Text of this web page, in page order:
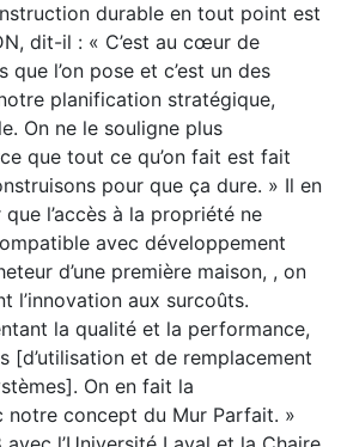
durable en tout point est
dit-il : « C’est au cœur de
l’on pose et c’est un des
planification stratégique,
On ne le souligne plus
que tout ce qu’on fait est fait
pour que ça dure. » Il en
l’accès à la propriété ne
avec développement
d’une première maison, , on
l’innovation aux surcoûts.
la qualité et la performance,
[d’utilisation et de remplacement
On en fait la
notre concept du Mur Parfait. »